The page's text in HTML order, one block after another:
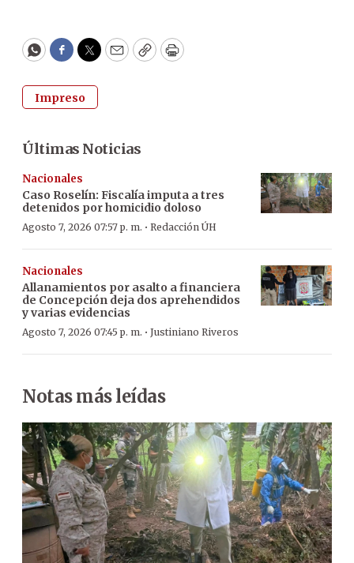
WhatsApp
Facebook
Twitter
EmailCopyPrint
Impreso
Últimas Noticias
Nacionales
Caso Roselín: Fiscalía imputa a tres
detenidos por homicidio doloso
Agosto 7, 2026 07:57 p. m. · Redacción ÚH
Nacionales
Allanamientos por asalto a financiera
de Concepción deja dos aprehendidos
y varias evidencias
Agosto 7, 2026 07:45 p. m. · Justiniano Riveros
Notas más leídas